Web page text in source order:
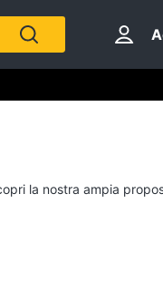
la nostra ampia